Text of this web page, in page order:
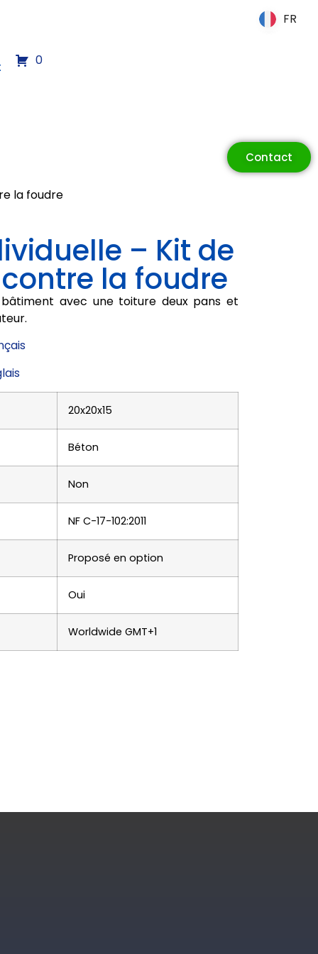
0
Contact
la foudre
– Kit de
la foudre
avec une toiture deux pans et
20x20x15
Béton
Non
NF C-17-102:2011
Proposé en option
Oui
Worldwide GMT+1
FR
FR